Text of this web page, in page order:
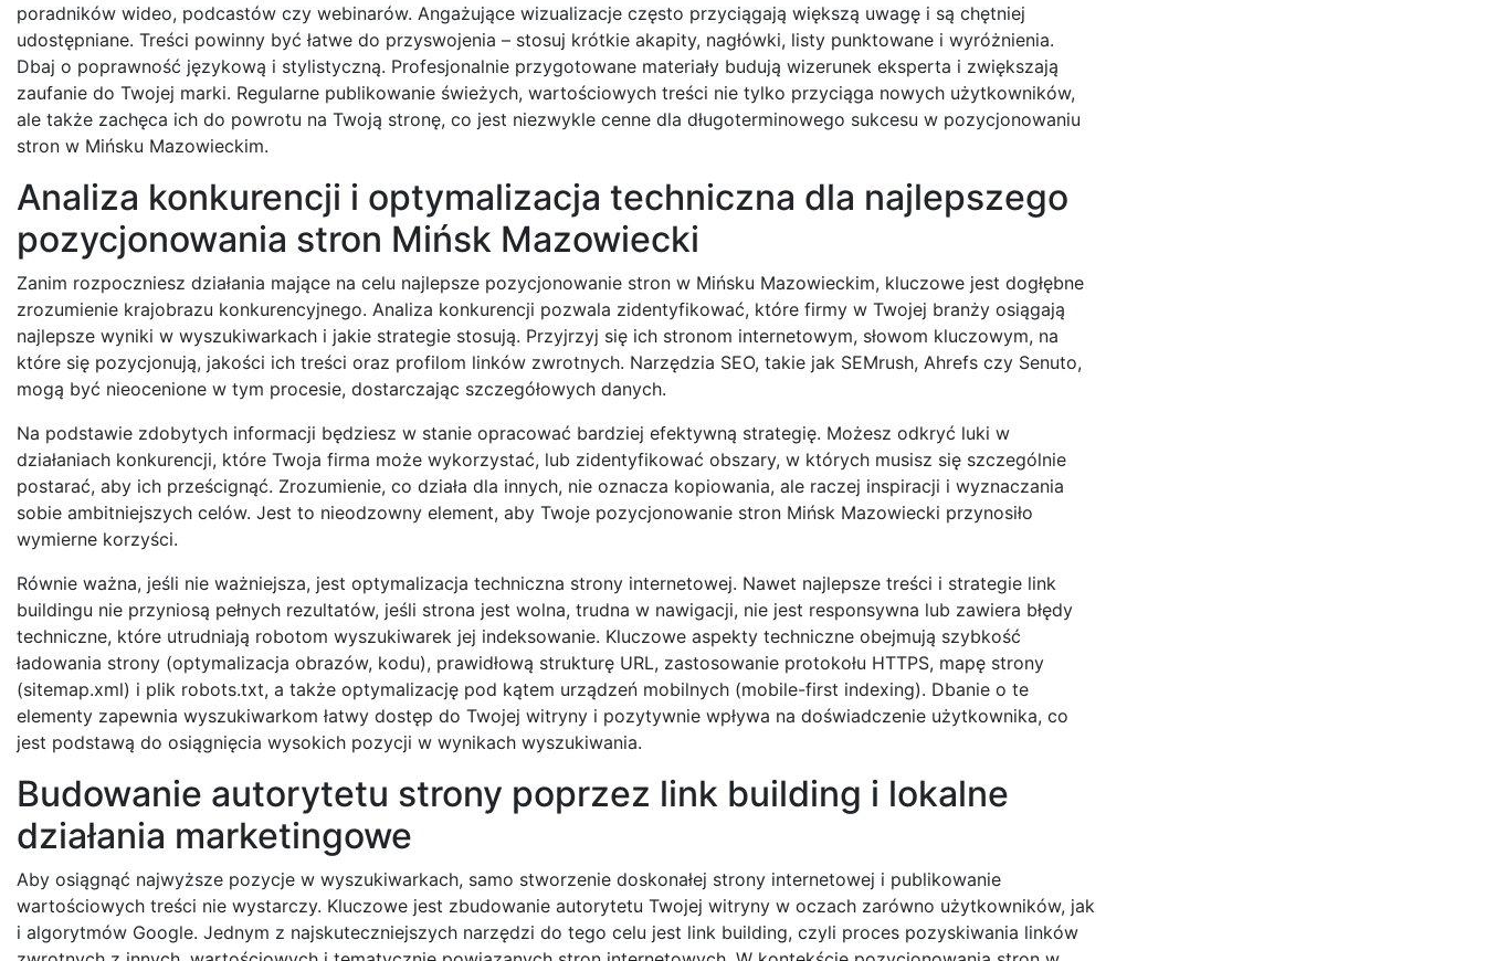
poradników wideo, podcastów czy webinarów. Angażujące wizualizacje często przyciągają większą uwagę i są chętniej
udostępniane. Treści powinny być łatwe do przyswojenia – stosuj krótkie akapity, nagłówki, listy punktowane i wyróżnienia.
Dbaj o poprawność językową i stylistyczną. Profesjonalnie przygotowane materiały budują wizerunek eksperta i zwiększają
zaufanie do Twojej marki. Regularne publikowanie świeżych, wartościowych treści nie tylko przyciąga nowych użytkowników,
ale także zachęca ich do powrotu na Twoją stronę, co jest niezwykle cenne dla długoterminowego sukcesu w pozycjonowaniu
stron w Mińsku Mazowieckim.
Analiza konkurencji i optymalizacja techniczna dla najlepszego
pozycjonowania stron Mińsk Mazowiecki
Zanim rozpoczniesz działania mające na celu najlepsze pozycjonowanie stron w Mińsku Mazowieckim, kluczowe jest dogłębne
zrozumienie krajobrazu konkurencyjnego. Analiza konkurencji pozwala zidentyfikować, które firmy w Twojej branży osiągają
najlepsze wyniki w wyszukiwarkach i jakie strategie stosują. Przyjrzyj się ich stronom internetowym, słowom kluczowym, na
które się pozycjonują, jakości ich treści oraz profilom linków zwrotnych. Narzędzia SEO, takie jak SEMrush, Ahrefs czy Senuto,
mogą być nieocenione w tym procesie, dostarczając szczegółowych danych.
Na podstawie zdobytych informacji będziesz w stanie opracować bardziej efektywną strategię. Możesz odkryć luki w
działaniach konkurencji, które Twoja firma może wykorzystać, lub zidentyfikować obszary, w których musisz się szczególnie
postarać, aby ich prześcignąć. Zrozumienie, co działa dla innych, nie oznacza kopiowania, ale raczej inspiracji i wyznaczania
sobie ambitniejszych celów. Jest to nieodzowny element, aby Twoje pozycjonowanie stron Mińsk Mazowiecki przynosiło
wymierne korzyści.
Równie ważna, jeśli nie ważniejsza, jest optymalizacja techniczna strony internetowej. Nawet najlepsze treści i strategie link
buildingu nie przyniosą pełnych rezultatów, jeśli strona jest wolna, trudna w nawigacji, nie jest responsywna lub zawiera błędy
techniczne, które utrudniają robotom wyszukiwarek jej indeksowanie. Kluczowe aspekty techniczne obejmują szybkość
ładowania strony (optymalizacja obrazów, kodu), prawidłową strukturę URL, zastosowanie protokołu HTTPS, mapę strony
(sitemap.xml) i plik robots.txt, a także optymalizację pod kątem urządzeń mobilnych (mobile-first indexing). Dbanie o te
elementy zapewnia wyszukiwarkom łatwy dostęp do Twojej witryny i pozytywnie wpływa na doświadczenie użytkownika, co
jest podstawą do osiągnięcia wysokich pozycji w wynikach wyszukiwania.
Budowanie autorytetu strony poprzez link building i lokalne
działania marketingowe
Aby osiągnąć najwyższe pozycje w wyszukiwarkach, samo stworzenie doskonałej strony internetowej i publikowanie
wartościowych treści nie wystarczy. Kluczowe jest zbudowanie autorytetu Twojej witryny w oczach zarówno użytkowników, jak
i algorytmów Google. Jednym z najskuteczniejszych narzędzi do tego celu jest link building, czyli proces pozyskiwania linków